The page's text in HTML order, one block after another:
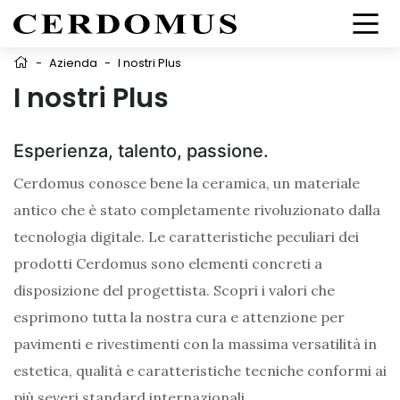
- Azienda - I nostri Plus
I nostri Plus
Esperienza, talento, passione.
Cerdomus conosce bene la ceramica, un materiale
antico che è stato completamente rivoluzionato dalla
tecnologia digitale. Le caratteristiche peculiari dei
prodotti Cerdomus sono elementi concreti a
disposizione del progettista. Scopri i valori che
esprimono tutta la nostra cura e attenzione per
pavimenti e rivestimenti con la massima versatilità in
estetica, qualità e caratteristiche tecniche conformi ai